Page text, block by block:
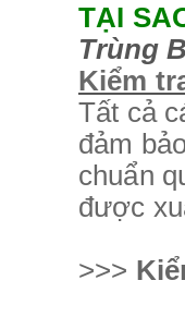
TẠI
Trùng
Kiểm
Tất cả
đảm
chuẩn
được
>>>